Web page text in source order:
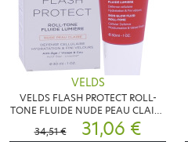
VELDS
VELDS FLASH PROTECT ROLL-
TONE FLUIDE NUDE PEAU CLAIRE
30 ML
34,51 € 31,06 €